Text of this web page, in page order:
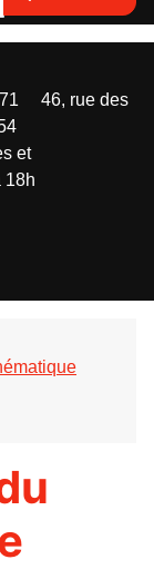
46, rue des
et
18h